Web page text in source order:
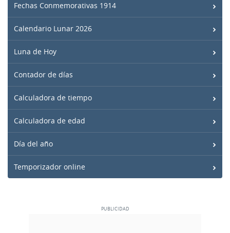
Fechas Conmemorativas 1914
Calendario Lunar 2026
Luna de Hoy
Contador de días
Calculadora de tiempo
Calculadora de edad
Día del año
Temporizador online